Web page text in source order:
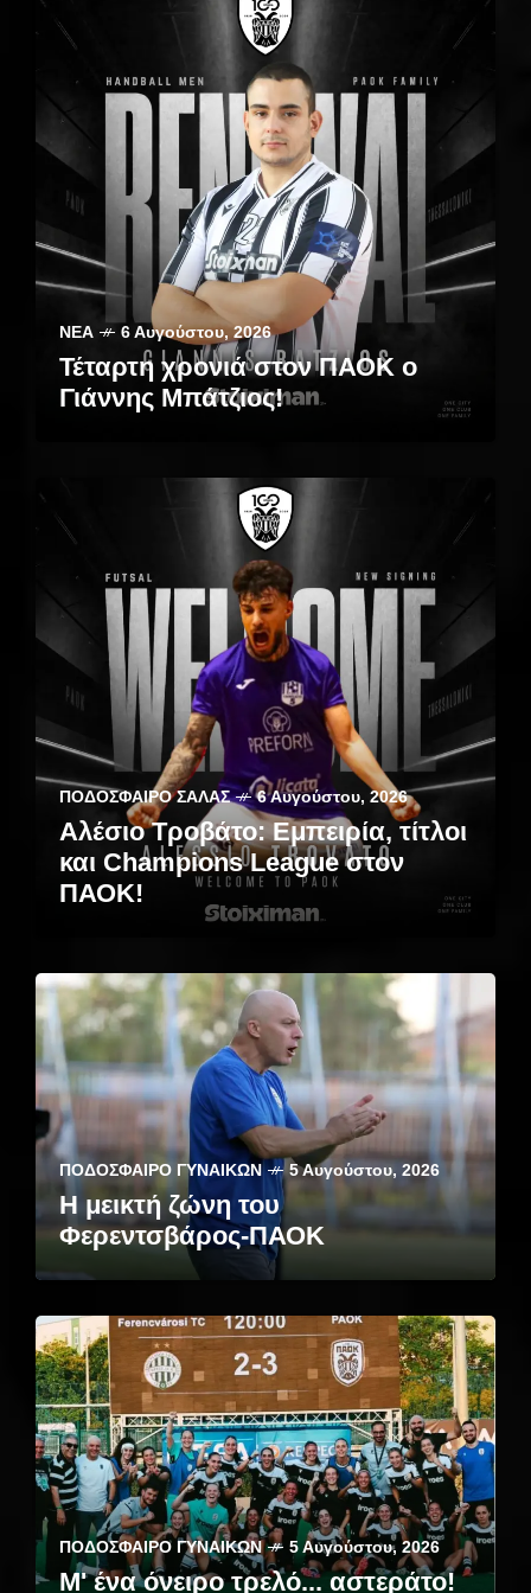
ΝΈΑ 6 Αυγούστου, 2026
Τέταρτη χρονιά στον ΠΑΟΚ ο
Γιάννης Μπάτζιος!
ΠΟΔΌΣΦΑΙΡΟ ΣΆΛΑΣ 6 Αυγούστου, 2026
Αλέσιο Τροβάτο: Εμπειρία, τίτλοι
και Champions League στον
ΠΑΟΚ!
ΠΟΔΌΣΦΑΙΡΟ ΓΥΝΑΙΚΏΝ 5 Αυγούστου, 2026
Η μεικτή ζώνη του
Φερεντσβάρος-ΠΑΟΚ
ΠΟΔΌΣΦΑΙΡΟ ΓΥΝΑΙΚΏΝ 5 Αυγούστου, 2026
Μ' ένα όνειρο τρελό... αστεράτο!